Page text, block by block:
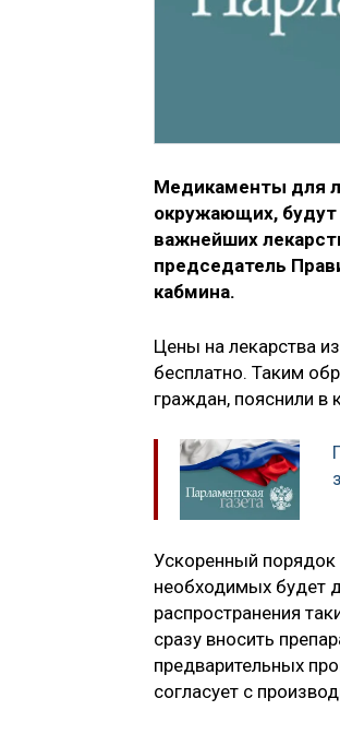
Медикаменты для
окружающих, будут
важнейших
председатель
кабмина.
Цены на лекарства
бесплатно. Таким
граждан, пояснили в
Ускоренный порядок
необходимых будет
распространения
сразу вносить
предварительных
согласует с